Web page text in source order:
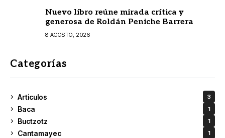
Nuevo libro reúne mirada crítica y
generosa de Roldán Peniche Barrera
8 AGOSTO, 2026
Categorías
Articulos 3
Baca 1
Buctzotz 1
Cantamayec 1